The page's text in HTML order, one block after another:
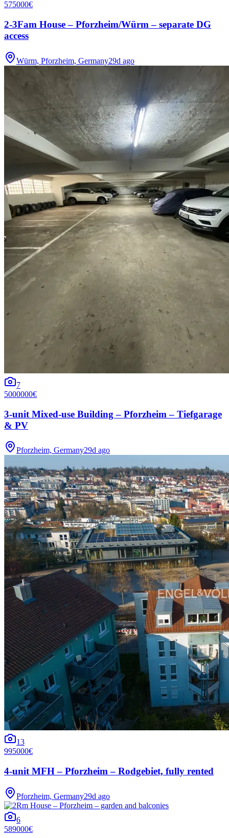
575000€
2-3Fam House – Pforzheim/Würm – separate DG
access
Würm, Pforzheim, Germany29d ago
7
5000000€
3-unit Mixed-use Building – Pforzheim – Tiefgarage
& PV
Pforzheim, Germany29d ago
13
995000€
4-unit MFH – Pforzheim – Rodgebiet, fully rented
Pforzheim, Germany29d ago
6
589000€